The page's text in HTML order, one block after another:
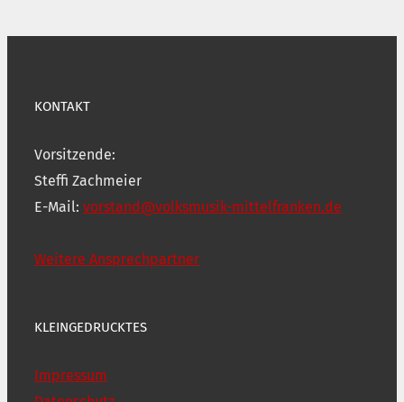
KONTAKT
Vorsitzende:
Steffi Zachmeier
E-Mail: vorstand@volksmusik-mittelfranken.de
Weitere Ansprechpartner
KLEINGEDRUCKTES
Impressum